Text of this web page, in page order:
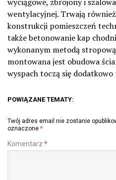
wentylacyjnej. Trwają
konstrukcji pomieszczeń
także betonowanie kap
wykonanym metodą
montowana jest obudowa
wyspach toczą się
POWIĄZANE TEMATY:
Twój adres email nie zostanie
oznaczone *
Komentarz *